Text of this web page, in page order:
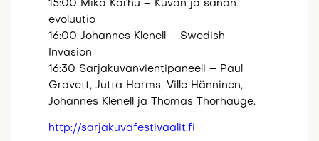
15:00 Mika Karhu – Kuvan ja sanan
evoluutio
16:00 Johannes Klenell – Swedish
Invasion
16:30 Sarjakuvanvientipaneeli – Paul
Gravett, Jutta Harms, Ville Hänninen,
Johannes Klenell ja Thomas Thorhauge.
http://sarjakuvafestivaalit.fi